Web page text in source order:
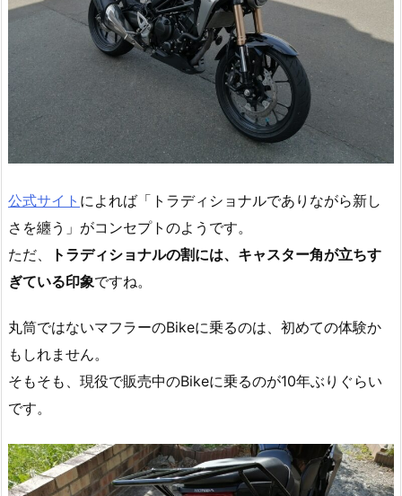
公式サイト によれば「トラディショナルでありながら新し
さを纏う」がコンセプトのようです。
ただ、
トラディショナルの割には、キャスター角が立ちす
ぎている印象ですね。
丸筒ではないマフラーのBikeに乗るのは、初めての体験か
もしれません。
そもそも、現役で販売中のBikeに乗るのが10年ぶりぐらい
です。